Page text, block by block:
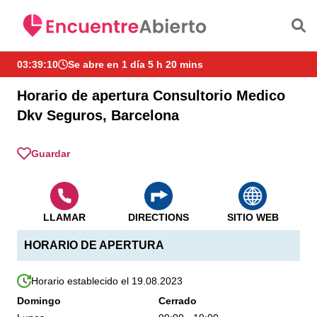
03:39:10 Se abre en 1 día 5 h 20 mins
Horario de apertura Consultorio Medico
Dkv Seguros, Barcelona
Guardar
HORARIO DE APERTURA
Horario establecido el 19.08.2023
Domingo
Cerrado
LLAMAR DIRECTIONS SITIO WEB